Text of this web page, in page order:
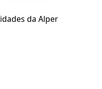
da Alper